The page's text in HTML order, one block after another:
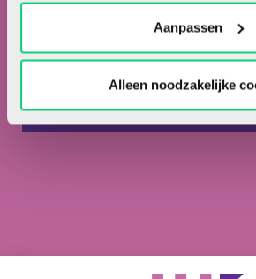
Aanpassen
Alleen noodzakelijke
Ik ga akkoord met de